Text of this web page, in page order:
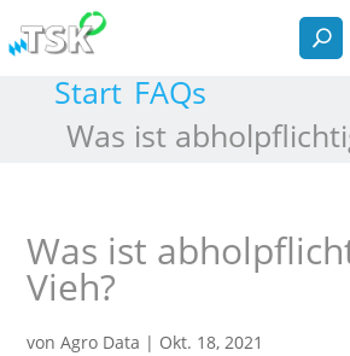
Start FAQs
Was ist
Was ist
Vieh?
vonAgro Data | Okt. 18, 2021